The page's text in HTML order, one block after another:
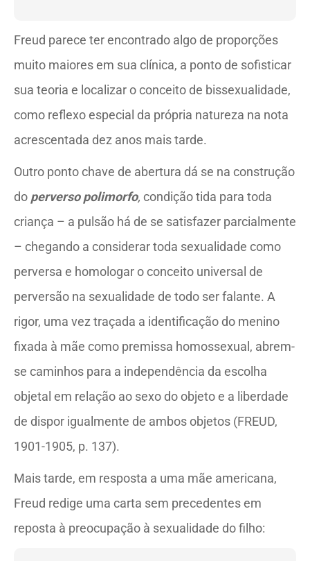
Freud parece ter encontrado algo de proporções
muito maiores em sua clínica, a ponto de sofisticar
sua teoria e localizar o conceito de bissexualidade,
como reflexo especial da própria natureza na nota
acrescentada dez anos mais tarde.
Outro ponto chave de abertura dá se na construção
do perverso polimorfo, condição tida para toda
criança – a pulsão há de se satisfazer parcialmente
– chegando a considerar toda sexualidade como
perversa e homologar o conceito universal de
perversão na sexualidade de todo ser falante. A
rigor, uma vez traçada a identificação do menino
fixada à mãe como premissa homossexual, abrem-
se caminhos para a independência da escolha
objetal em relação ao sexo do objeto e a liberdade
de dispor igualmente de ambos objetos (FREUD,
1901-1905, p. 137).
Mais tarde, em resposta a uma mãe americana,
Freud redige uma carta sem precedentes em
reposta à preocupação à sexualidade do filho: